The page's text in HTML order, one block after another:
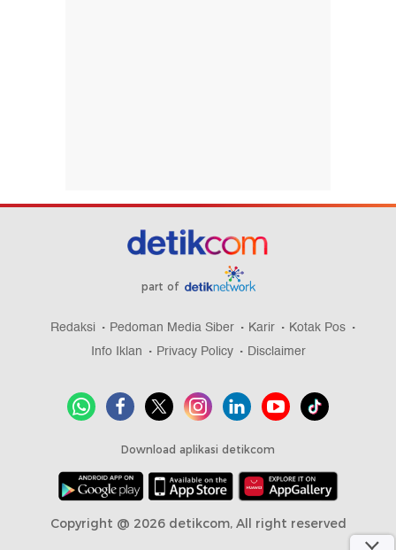
part of
Redaksi Pedoman Media Siber Karir
Kotak Pos
Info Iklan
Privacy Policy Disclaimer
Download aplikasi detikcom
Copyright @ 2026 detikcom, All right reserved